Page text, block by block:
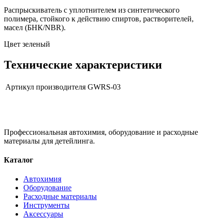
Распрыскиватель с уплотнителем из синтетического
полимера, стойкого к действию спиртов, растворителей,
масел (БНК/NBR).
Цвет зеленый
Технические характеристики
Артикул производителя GWRS-03
Профессиональная автохимия, оборудование и расходные
материалы для детейлинга.
Каталог
Автохимия
Оборудование
Расходные материалы
Инструменты
Аксессуары